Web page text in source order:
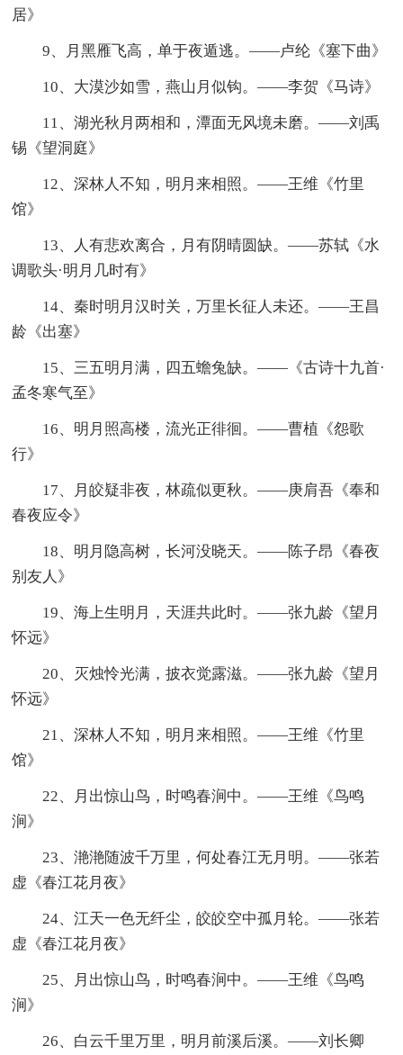
居》
9、月黑雁飞高，单于夜遁逃。——卢纶《塞下曲》
10、大漠沙如雪，燕山月似钩。——李贺《马诗》
11、湖光秋月两相和，潭面无风境未磨。——刘禹
锡《望洞庭》
12、深林人不知，明月来相照。——王维《竹里
馆》
13、人有悲欢离合，月有阴晴圆缺。——苏轼《水
调歌头·明月几时有》
14、秦时明月汉时关，万里长征人未还。——王昌
龄《出塞》
15、三五明月满，四五蟾兔缺。——《古诗十九首·
孟冬寒气至》
16、明月照高楼，流光正徘徊。——曹植《怨歌
行》
17、月皎疑非夜，林疏似更秋。——庚肩吾《奉和
春夜应令》
18、明月隐高树，长河没晓天。——陈子昂《春夜
别友人》
19、海上生明月，天涯共此时。——张九龄《望月
怀远》
20、灭烛怜光满，披衣觉露滋。——张九龄《望月
怀远》
21、深林人不知，明月来相照。——王维《竹里
馆》
22、月出惊山鸟，时鸣春涧中。——王维《鸟鸣
涧》
23、滟滟随波千万里，何处春江无月明。——张若
虚《春江花月夜》
24、江天一色无纤尘，皎皎空中孤月轮。——张若
虚《春江花月夜》
25、月出惊山鸟，时鸣春涧中。——王维《鸟鸣
涧》
26、白云千里万里，明月前溪后溪。——刘长卿